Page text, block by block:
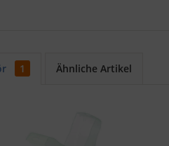
1 Ähnliche Artikel